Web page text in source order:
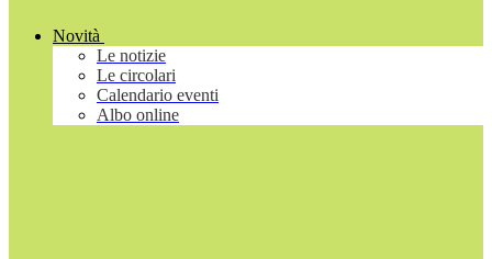
Novità
Le notizie
Le circolari
Calendario eventi
Albo online